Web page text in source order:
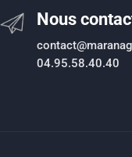
Nous
04.95.58.40.40